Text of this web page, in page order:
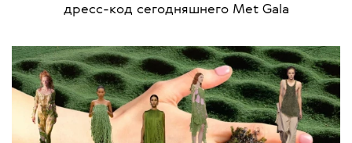
дресс-код сегодняшнего Met Gala